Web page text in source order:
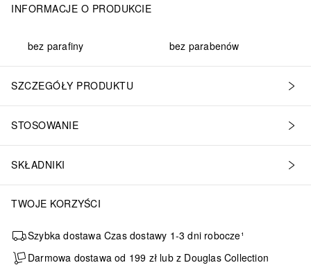
INFORMACJE O PRODUKCIE
bez parafiny bez parabenów
SZCZEGÓŁY PRODUKTU
STOSOWANIE
SKŁADNIKI
TWOJE KORZYŚCI
Szybka dostawa Czas dostawy 1-3 dni robocze¹
Darmowa dostawa od 199 zł lub z Douglas Collection